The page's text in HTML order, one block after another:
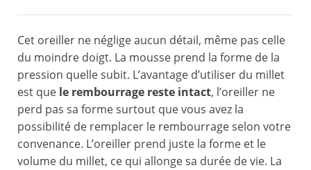
Cet oreiller ne néglige aucun détail, même pas celle
du moindre doigt. La mousse prend la forme de la
pression quelle subit. L’avantage d’utiliser du millet
est que le rembourrage reste intact, l’oreiller ne
perd pas sa forme surtout que vous avez la
possibilité de remplacer le rembourrage selon votre
convenance. L’oreiller prend juste la forme et le
volume du millet, ce qui allonge sa durée de vie. La